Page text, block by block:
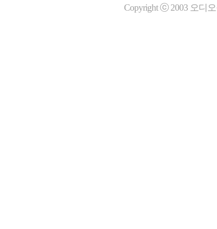
Copyright ⓒ 2003 오디오